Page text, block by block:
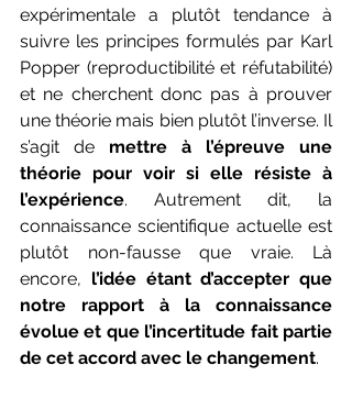
expérimentale a plutôt tendance à
suivre les principes formulés par Karl
Popper (reproductibilité et réfutabilité)
et ne cherchent donc pas à prouver
une théorie mais bien plutôt l’inverse. Il
s’agit de mettre à l’épreuve une
théorie pour voir si elle résiste à
l’expérience. Autrement dit, la
connaissance scientifique actuelle est
plutôt non-fausse que vraie. Là
encore, l’idée étant d’accepter que
notre rapport à la connaissance
évolue et que l’incertitude fait partie
de cet accord avec le changement.